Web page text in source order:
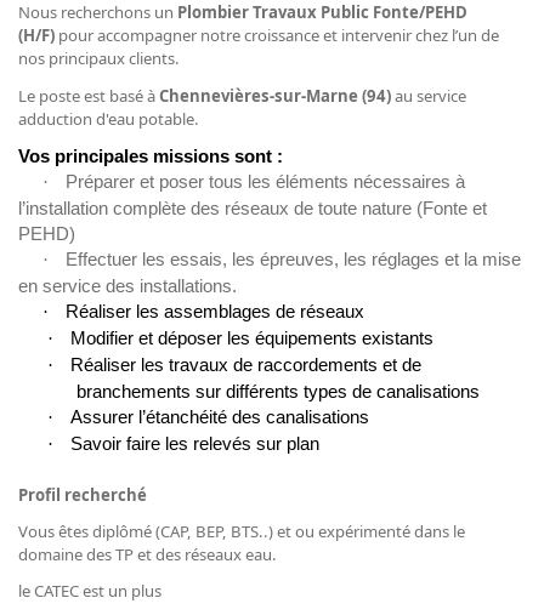
Nous recherchons un Plombier Travaux Public Fonte/PEHD
(H/F) pour accompagner notre croissance et intervenir chez l’un de
nos principaux clients.
Le poste est basé àChennevières-sur-Marne (94)au service
adduction d'eau potable.
Vos principales missions sont :
·
Préparer et poser tous les éléments nécessaires à
l’installation complète des réseaux de toute nature (Fonte et
PEHD)
·
Effectuer les essais, les épreuves, les réglages et la mise
en service des installations.
·
Réaliser les assemblages de réseaux
·
Modifier et déposer les équipements existants
·
Réaliser les travaux de raccordements et de
branchements sur différents types de canalisations
·
Assurer l’étanchéité des canalisations
·
Savoir faire les relevés sur plan
Profil recherché
Vous êtes diplômé (CAP, BEP, BTS..) et ou expérimenté dans le
domaine des TP et des réseaux eau.
le CATEC est un plus